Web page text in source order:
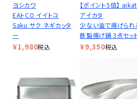
ヨシカワ
EAトCO イイトコ
Saku サク ネギカッタ
ー
¥1,980税込
【ポイント5倍】
アイカタ
少ない油で揚げられ
鉄製揚げ鍋３点セッ
¥9,350税込